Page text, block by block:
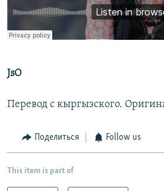
JsO
Перевод с кыргызского.
Поделиться Follow us
This item is part of